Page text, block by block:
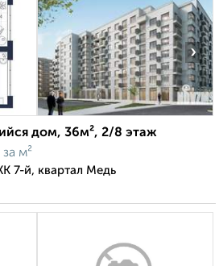
›
дом, 36м², 2/8 этаж
за м²
7-й, квартал Медь